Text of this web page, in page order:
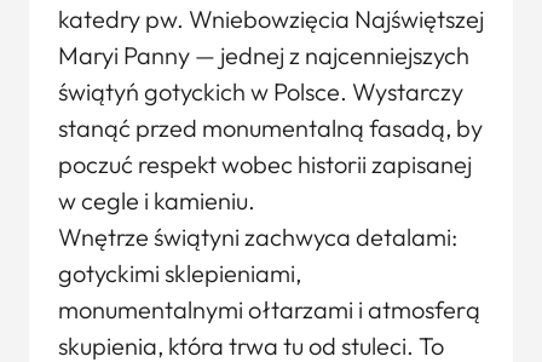
katedry pw. Wniebowzięcia Najświętszej
Maryi Panny — jednej z najcenniejszych
świątyń gotyckich w Polsce. Wystarczy
stanąć przed monumentalną fasadą, by
poczuć respekt wobec historii zapisanej
w cegle i kamieniu.
Wnętrze świątyni zachwyca detalami:
gotyckimi sklepieniami,
monumentalnymi ołtarzami i atmosferą
skupienia, która trwa tu od stuleci. To